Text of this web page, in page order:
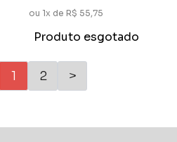
ou 1x de R$ 55,75
Produto esgotado
1 2 >